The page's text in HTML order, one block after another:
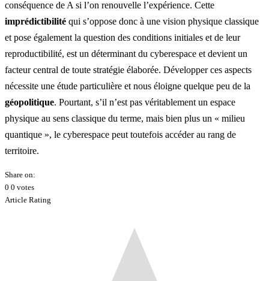
conséquence de A si l’on renouvelle l’expérience. Cette
imprédictibilité qui s’oppose donc à une vision physique classique
et pose également la question des conditions initiales et de leur
reproductibilité, est un déterminant du cyberespace et devient un
facteur central de toute stratégie élaborée. Développer ces aspects
nécessite une étude particulière et nous éloigne quelque peu de la
géopolitique. Pourtant, s’il n’est pas véritablement un espace
physique au sens classique du terme, mais bien plus un « milieu
quantique », le cyberespace peut toutefois accéder au rang de
territoire.
Share on:
0 0 votes
Article Rating